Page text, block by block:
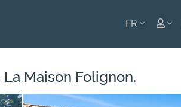
FR
ENGLISH
Maison Folignon.